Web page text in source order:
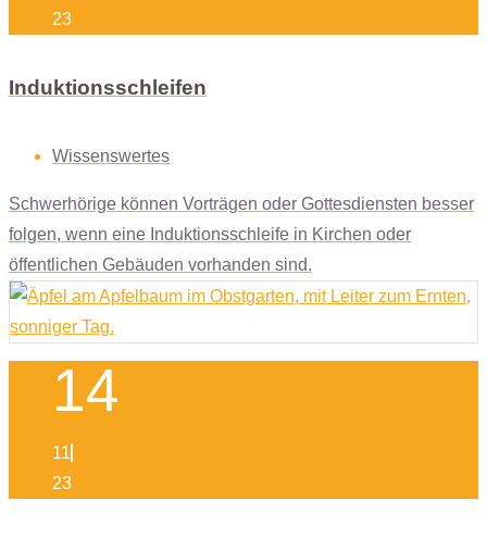
23
Induktionsschleifen
Wissenswertes
Schwerhörige können Vorträgen oder Gottesdiensten besser
folgen, wenn eine Induktionsschleife in Kirchen oder
öffentlichen Gebäuden vorhanden sind.
14
11
23